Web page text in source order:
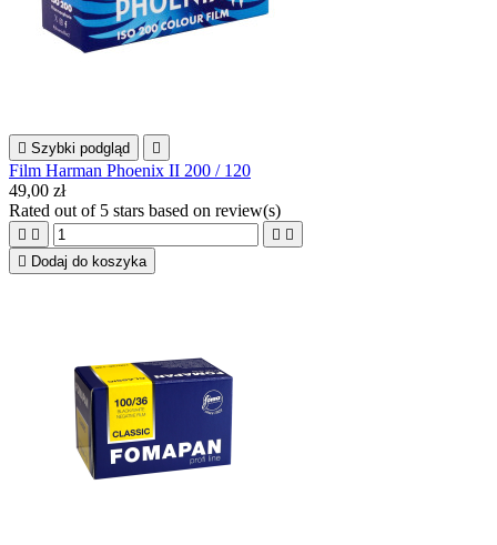
 Szybki podgląd 
Film Harman Phoenix II 200 / 120
49,00 zł
Rated out of 5 stars based on review(s)
   
 Dodaj do koszyka